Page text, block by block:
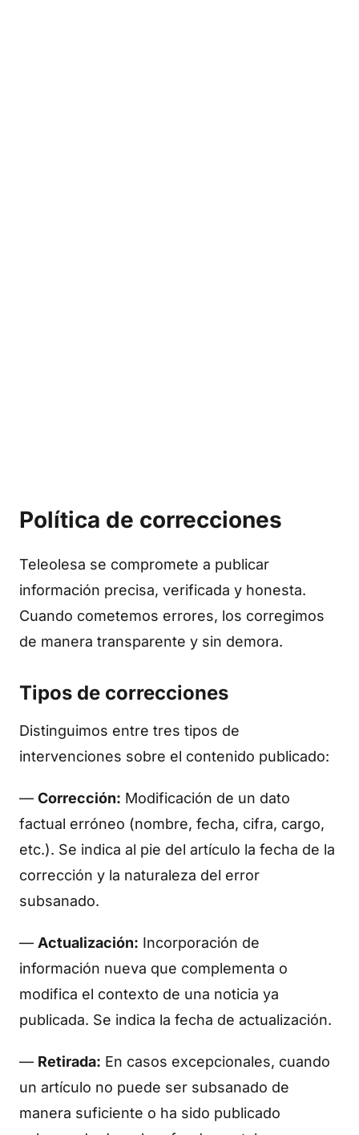
Política de correcciones
Teleolesa se compromete a publicar
información precisa, verificada y honesta.
Cuando cometemos errores, los corregimos
de manera transparente y sin demora.
Tipos de correcciones
Distinguimos entre tres tipos de
intervenciones sobre el contenido publicado:
— Corrección: Modificación de un dato
factual erróneo (nombre, fecha, cifra, cargo,
etc.). Se indica al pie del artículo la fecha de la
corrección y la naturaleza del error
subsanado.
— Actualización: Incorporación de
información nueva que complementa o
modifica el contexto de una noticia ya
publicada. Se indica la fecha de actualización.
— Retirada: En casos excepcionales, cuando
un artículo no puede ser subsanado de
manera suficiente o ha sido publicado